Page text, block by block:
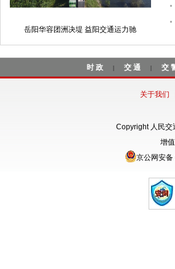
岳阳华容团洲决堤 益阳交通运力驰
时政 | 交通 | 交
关于我们
Copyright 人民
增
京公网安